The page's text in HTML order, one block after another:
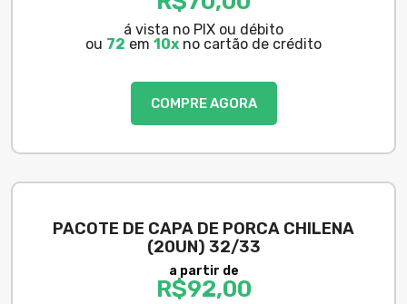
á vista no PIX ou débito
ou 72 em 10x no cartão de crédito
COMPRE AGORA
PACOTE DE CAPA DE PORCA CHILENA
(20UN) 32/33
a partir de
R$92,00